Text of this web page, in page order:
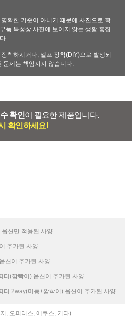
확한 기준이 아니기 때문에 사진으로 확
품 특성상 사진에 보이지 않는 생활 흠집
.
착하시거나, 셀프 장착(DIY)으로 발생되
문제는 책임지지 않습니다.
확인이 필요한 제품입니다.
확인하세요!
옵션만 적용된 사양
추가된 사양
션이 추가된 사양
터(깜빡이) 옵션이 추가된 사양
터 2way(미등+깜빡이) 옵션이 추가된 사양
, 오피러스, 에쿠스, 기타)